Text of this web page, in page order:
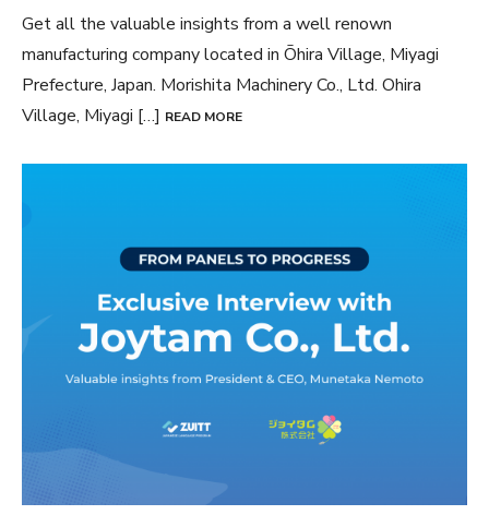
Get all the valuable insights from a well renown
manufacturing company located in Ōhira Village, Miyagi
Prefecture, Japan. Morishita Machinery Co., Ltd. Ohira
Village, Miyagi […] READ MORE